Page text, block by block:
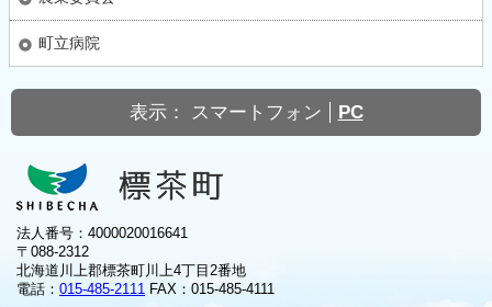
町立病院
表示： スマートフォン PC
法人番号：4000020016641
〒088-2312
北海道川上郡標茶町川上4丁目2番地
電話： 015-485-2111 FAX：015-485-4111